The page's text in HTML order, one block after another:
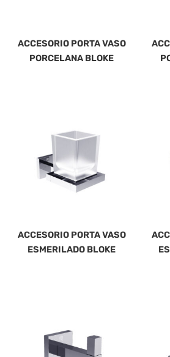
ACCESORIO PORTA VASO
PORCELANA BLOKE
ACCESORIO PORTA VASO
ESMERILADO BLOKE